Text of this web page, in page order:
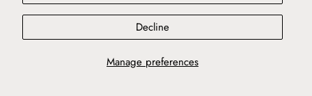
Manage preferences
Decline
Wabisabi puff S Anthracite